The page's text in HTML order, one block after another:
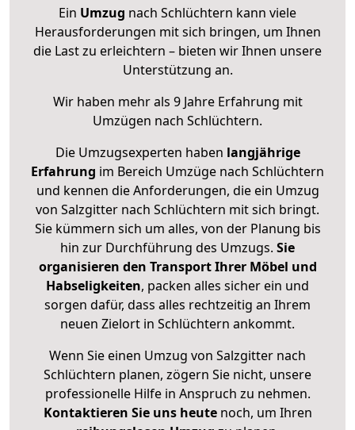
Ein Umzug nach Schlüchtern kann viele
Herausforderungen mit sich bringen, um Ihnen
die Last zu erleichtern – bieten wir Ihnen unsere
Unterstützung an.
Wir haben mehr als 9 Jahre Erfahrung mit
Umzügen nach Schlüchtern.
Die Umzugsexperten haben langjährige
Erfahrung im Bereich Umzüge nach Schlüchtern
und kennen die Anforderungen, die ein Umzug
von Salzgitter nach Schlüchtern mit sich bringt.
Sie kümmern sich um alles, von der Planung bis
hin zur Durchführung des Umzugs. Sie
organisieren den Transport Ihrer Möbel und
Habseligkeiten, packen alles sicher ein und
sorgen dafür, dass alles rechtzeitig an Ihrem
neuen Zielort in Schlüchtern ankommt.
Wenn Sie einen Umzug von Salzgitter nach
Schlüchtern planen, zögern Sie nicht, unsere
professionelle Hilfe in Anspruch zu nehmen.
Kontaktieren Sie uns heutenoch, um Ihren